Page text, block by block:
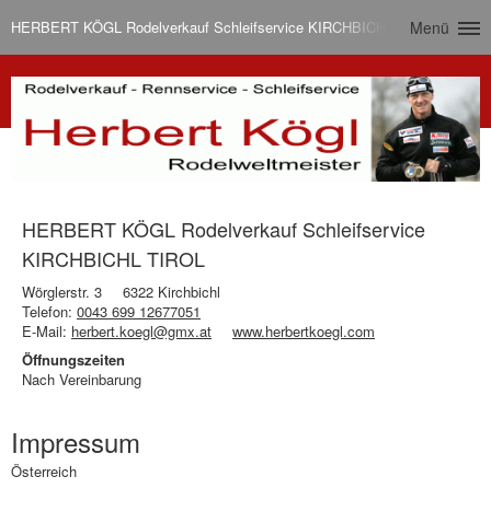
HERBERT KÖGL Rodelverkauf Schleifservice KIRCHBICHL TIROL
Menü
HERBERT KÖGL Rodelverkauf Schleifservice
KIRCHBICHL TIROL
Wörglerstr. 3
6322 Kirchbichl
Telefon: 0043 699 12677051
E-Mail: herbert.koegl@gmx.at
www.herbertkoegl.com
Öffnungszeiten
Nach Vereinbarung
Impressum
Österreich